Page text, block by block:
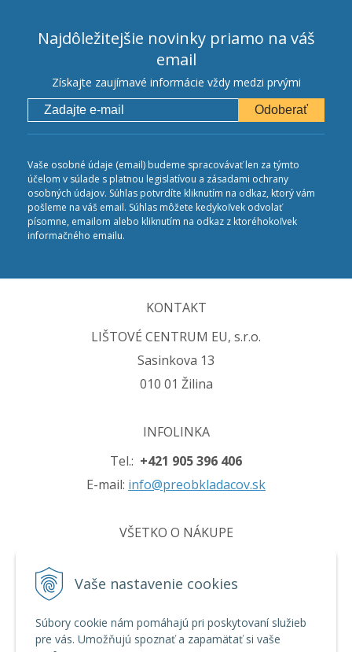
Vaše nastavenie cookies
Súbory cookie nám pomáhajú pri poskytovaní služieb
pre vás. Umožňujú spoznať a zapamätať si vaše
Najdôležitejšie novinky priamo na váš
email
Získajte zaujímavé informácie vždy medzi prvými
Odoberať
Vaše osobné údaje (email) budeme spracovávať len za týmto
účelom v súlade s platnou legislatívou a zásadami ochrany
osobných údajov. Súhlas potvrdíte kliknutím na odkaz, ktorý vám
pošleme na váš email. Súhlas môžete kedykoľvek odvolať
písomne, emailom alebo kliknutím na odkaz z ktoréhokoľvek
informačného emailu.
KONTAKT
LIŠTOVÉ CENTRUM EU, s.r.o.
Sasinkova 13
010 01 Žilina
INFOLINKA
Tel.: +421 905 396 406
E-mail: info@preobkladacov.sk
VŠETKO O NÁKUPE
Ochrana osobných údajov